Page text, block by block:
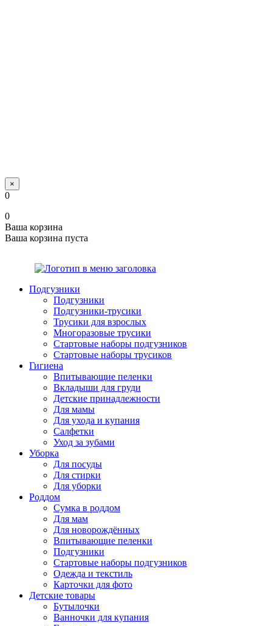
×
0
0
Ваша корзина
Ваша корзина пуста
Подгузники
Подгузники
Подгузники-трусики
Трусики для взрослых
Многоразовые трусики
Стартовые наборы подгузников
Стартовые наборы трусиков
Гигиена
Впитывающие пеленки
Вкладыши для груди
Детские принадлежности
Для мамы
Для ухода и купания
Салфетки
Уход за зубами
Уборка
Для посуды
Для стирки
Для уборки
Роддом
Сумка в роддом
Для мам
Для новорождённых
Впитывающие пеленки
Подгузники
Стартовые наборы подгузников
Одежда и текстиль
Карточки для фото
Детские товары
Бутылочки
Ванночки для купания